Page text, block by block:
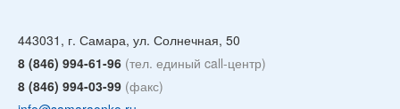
443031, г. Самара, ул. Солнечная, 50
8 (846) 994-61-96 (тел. единый call-центр)
8 (846) 994-03-99 (факс)